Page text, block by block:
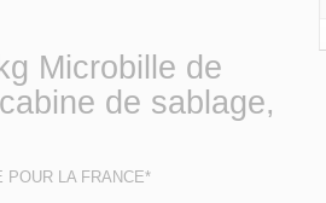
Microbille de
de sablage,
POUR LA FRANCE*